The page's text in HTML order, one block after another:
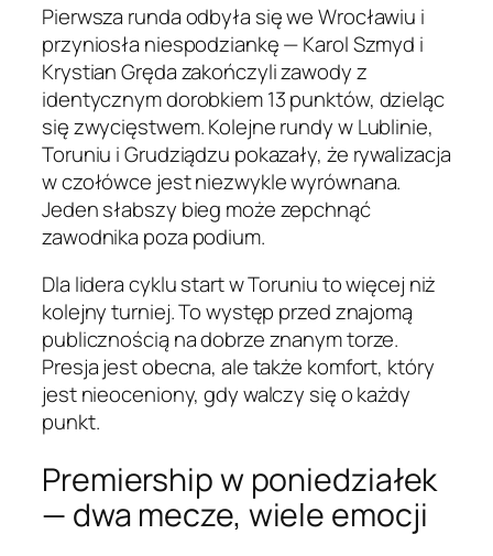
Pierwsza runda odbyła się we Wrocławiu i
przyniosła niespodziankę — Karol Szmyd i
Krystian Gręda zakończyli zawody z
identycznym dorobkiem 13 punktów, dzieląc
się zwycięstwem. Kolejne rundy w Lublinie,
Toruniu i Grudziądzu pokazały, że rywalizacja
w czołówce jest niezwykle wyrównana.
Jeden słabszy bieg może zepchnąć
zawodnika poza podium.
Dla lidera cyklu start w Toruniu to więcej niż
kolejny turniej. To występ przed znajomą
publicznością na dobrze znanym torze.
Presja jest obecna, ale także komfort, który
jest nieoceniony, gdy walczy się o każdy
punkt.
Premiership w poniedziałek
— dwa mecze, wiele emocji